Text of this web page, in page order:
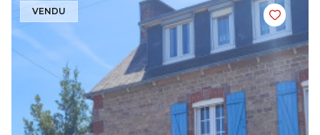
VENDU